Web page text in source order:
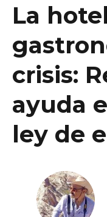
La
crisis:
ayuda
ley de